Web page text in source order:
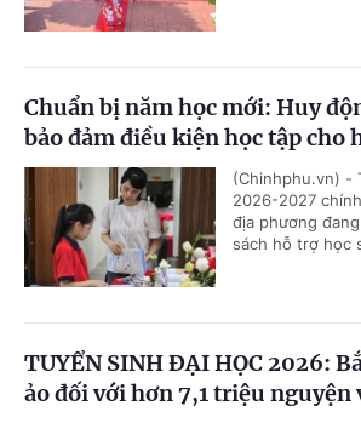
Chuẩn bị năm học mới: Huy
bảo đảm điều kiện học tập cho
(Chinhphu.vn) -
2026-2027
địa phương
sách hỗ trợ học
TUYỂN SINH ĐẠI HỌC 2026:
ảo đối với hơn 7,1 triệu nguyện